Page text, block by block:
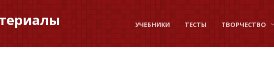
УЧЕБНИКИ ТЕСТЫ ТВОРЧЕСТВО